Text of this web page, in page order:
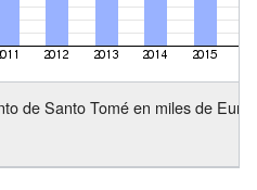
de Santo Tomé en miles de